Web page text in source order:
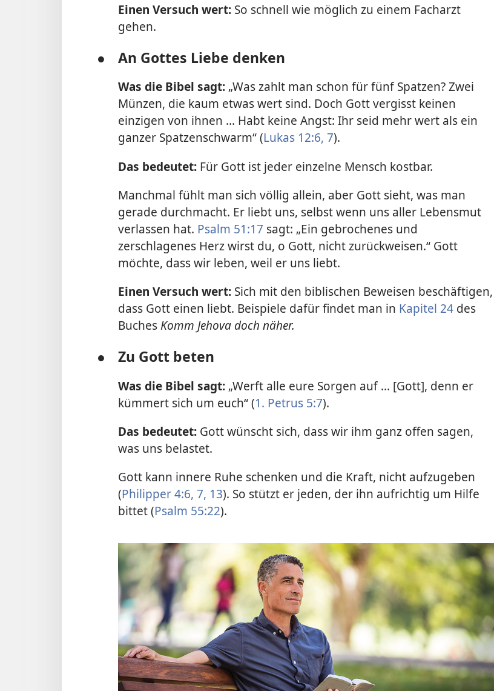
Einen Versuch wert:So schnell wie möglich zu einem Facharzt
gehen.
● An Gottes Liebe denken
Was die Bibel sagt:„Was zahlt man schon für fünf Spatzen? Zwei
Münzen, die kaum etwas wert sind. Doch Gott vergisst keinen
einzigen von ihnen ... Habt keine Angst: Ihr seid mehr wert als ein
ganzer Spatzenschwarm“ (Lukas 12:6, 7).
Das bedeutet:Für Gott ist jeder einzelne Mensch kostbar.
Manchmal fühlt man sich völlig allein, aber Gott sieht, was man
gerade durchmacht. Er liebt uns, selbst wenn uns aller Lebensmut
verlassen hat. Psalm 51:17 sagt: „Ein gebrochenes und
zerschlagenes Herz wirst du, o Gott, nicht zurückweisen.“ Gott
möchte, dass wir leben, weil er uns liebt.
Einen Versuch wert:Sich mit den biblischen Beweisen beschäftigen,
dass Gott einen liebt. Beispiele dafür findet man in Kapitel 24des
BuchesKomm Jehova doch näher.
● Zu Gott beten
Was die Bibel sagt:„Werft alle eure Sorgen auf ... [Gott], denn er
kümmert sich um euch“ (1. Petrus 5:7).
Das bedeutet:Gott wünscht sich, dass wir ihm ganz offen sagen,
was uns belastet.
Gott kann innere Ruhe schenken und die Kraft, nicht aufzugeben
(Philipper 4:6, 7, 13). So stützt er jeden, der ihn aufrichtig um Hilfe
bittet (Psalm 55:22).